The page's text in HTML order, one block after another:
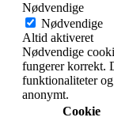
Nødvendige
Nødvendige
Altid aktiveret
Nødvendige
fungerer korrekt.
funktionaliteter
anonymt.
Cookie